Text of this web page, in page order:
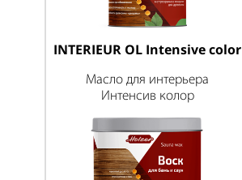
INTERIEUR OL Intensive color
Масло для интерьера
Интенсив колор